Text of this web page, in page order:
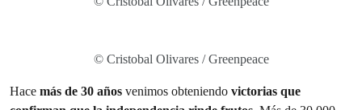
© Cristobal Olivares / Greenpeace
Hace más de 30 años venimos obteniendo victorias que